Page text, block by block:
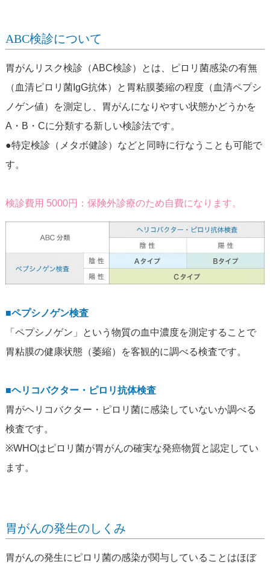
ABC検診について
胃がんリスク検診（ABC検診）とは、ピロリ菌感染の有無
（血清ピロリ菌IgG抗体）と胃粘膜萎縮の程度（血清ペプシ
ノゲン値）を測定し、胃がんになりやすい状態かどうかを
A・B・Cに分類する新しい検診法です。
●特定検診（メタボ健診）などと同時に行なうことも可能で
す。
検診費用 5000円：保険外診療のため自費になります。
■ペプシノゲン検査
「ペプシノゲン」という物質の血中濃度を測定することで
胃粘膜の健康状態（萎縮）を客観的に調べる検査です。
■ヘリコバクター・ピロリ抗体検査
胃がヘリコバクター・ピロリ菌に感染していないか調べる
検査です。
※WHOはピロリ菌が胃がんの確実な発癌物質と認定してい
ます。
胃がんの発生のしくみ
胃がんの発生にピロリ菌の感染が関与していることはほぼ